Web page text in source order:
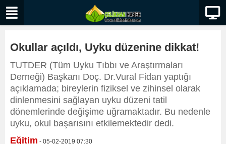
Okullar açıldı, Uyku düzenine dikkat!
TUTDER (Tüm Uyku Tıbbı ve Araştırmaları
Derneği) Başkanı Doç. Dr.Vural Fidan yaptığı
açıklamada; bireylerin fiziksel ve zihinsel olarak
dinlenmesini sağlayan uyku düzeni tatil
dönemlerinde değişime uğramaktadır. Bu nedenle
uyku, okul başarısını etkilemektedir dedi.
Eğitim - 05-02-2019 07:30